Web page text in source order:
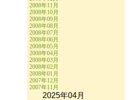
2008年11月
2008年10月
2008年09月
2008年08月
2008年07月
2008年06月
2008年05月
2008年04月
2008年03月
2008年02月
2008年01月
2007年12月
2007年11月
2025年04月